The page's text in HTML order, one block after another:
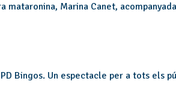
mataronina, Marina Canet,
Bingos. Un espectacle per a tots els